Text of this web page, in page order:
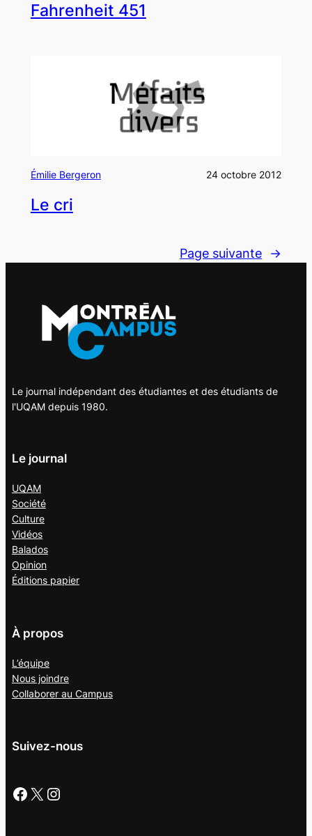
Fahrenheit 451
Émilie Bergeron 24 octobre 2012
Le cri
Page suivante →
Le journal indépendant des étudiantes et des étudiants de
l'UQAM depuis 1980.
Le journal
UQAM
Société
Culture
Vidéos
Balados
Opinion
Éditions papier
À propos
L’équipe
Nous joindre
Collaborer au Campus
Suivez-nous
Facebook X Instagram